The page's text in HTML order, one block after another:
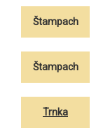
Štampach
Štampach
Trnka